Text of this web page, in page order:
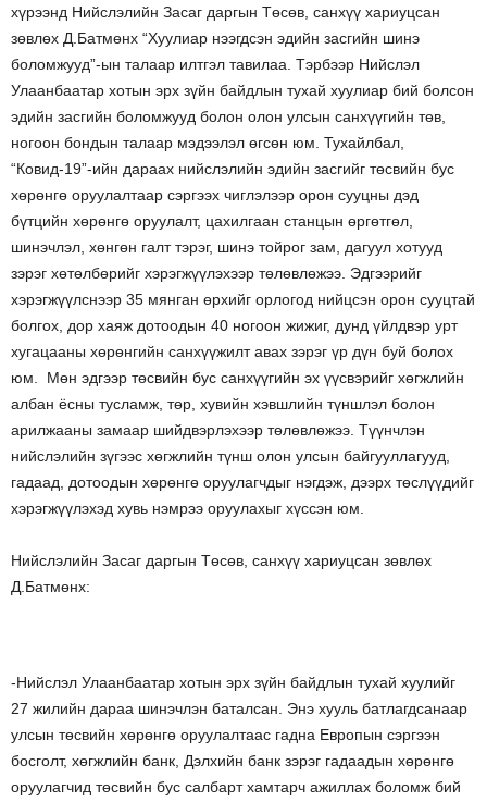
хүрээнд Нийслэлийн Засаг даргын Төсөв, санхүү хариуцсан
зөвлөх Д.Батмөнх “Хуулиар нээгдсэн эдийн засгийн шинэ
боломжууд”-ын талаар илтгэл тавилаа. Тэрбээр Нийслэл
Улаанбаатар хотын эрх зүйн байдлын тухай хуулиар бий болсон
эдийн засгийн боломжууд болон олон улсын санхүүгийн төв,
ногоон бондын талаар мэдээлэл өгсөн юм. Тухайлбал,
“Ковид-19”-ийн дараах нийслэлийн эдийн засгийг төсвийн бус
хөрөнгө оруулалтаар сэргээх чиглэлээр орон сууцны дэд
бүтцийн хөрөнгө оруулалт, цахилгаан станцын өргөтгөл,
шинэчлэл, хөнгөн галт тэрэг, шинэ тойрог зам, дагуул хотууд
зэрэг хөтөлбөрийг хэрэгжүүлэхээр төлөвлөжээ. Эдгээрийг
хэрэгжүүлснээр 35 мянган өрхийг орлогод нийцсэн орон сууцтай
болгох, дор хаяж дотоодын 40 ногоон жижиг, дунд үйлдвэр урт
хугацааны хөрөнгийн санхүүжилт авах зэрэг үр дүн буй болох
юм. Мөн эдгээр төсвийн бус санхүүгийн эх үүсвэрийг хөгжлийн
албан ёсны тусламж, төр, хувийн хэвшлийн түншлэл болон
арилжааны замаар шийдвэрлэхээр төлөвлөжээ. Түүнчлэн
нийслэлийн зүгээс хөгжлийн түнш олон улсын байгууллагууд,
гадаад, дотоодын хөрөнгө оруулагчдыг нэгдэж, дээрх төслүүдийг
хэрэгжүүлэхэд хувь нэмрээ оруулахыг хүссэн юм.
Нийслэлийн Засаг даргын Төсөв, санхүү хариуцсан зөвлөх
Д.Батмөнх:
-Нийслэл Улаанбаатар хотын эрх зүйн байдлын тухай хуулийг
27 жилийн дараа шинэчлэн баталсан. Энэ хууль батлагдсанаар
улсын төсвийн хөрөнгө оруулалтаас гадна Европын сэргээн
босголт, хөгжлийн банк, Дэлхийн банк зэрэг гадаадын хөрөнгө
оруулагчид төсвийн бус салбарт хамтарч ажиллах боломж бий